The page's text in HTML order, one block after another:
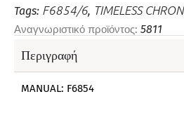
Tags: F6854/6, TIMELESS
Αναγνωριστικό προϊόντος: 5811
Περιγραφή
MANUAL: F6854